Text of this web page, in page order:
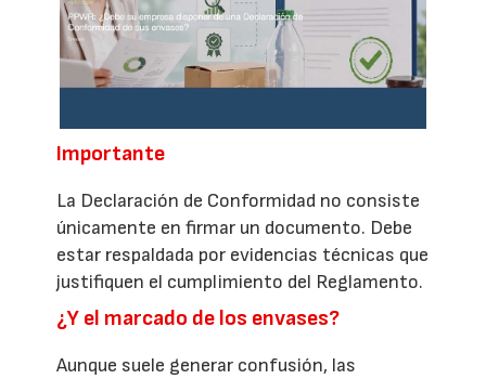
Importante
La Declaración de Conformidad no consiste
únicamente en firmar un documento. Debe
estar respaldada por evidencias técnicas que
justifiquen el cumplimiento del Reglamento.
¿Y el marcado de los envases?
Aunque suele generar confusión, las